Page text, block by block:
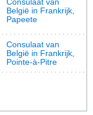
Consulaat van
België in Frankrijk,
Papeete
Consulaat van
België in Frankrijk,
Pointe-à-Pitre